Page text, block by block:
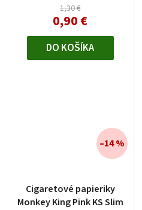
1,30 €
0,90 €
DO KOŠÍKA
Cigaretové papieriky
Monkey King Pink KS Slim
–14 %